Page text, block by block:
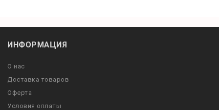
ИНФОРМАЦИЯ
О нас
Доставка товаров
Оферта
Условия оплаты